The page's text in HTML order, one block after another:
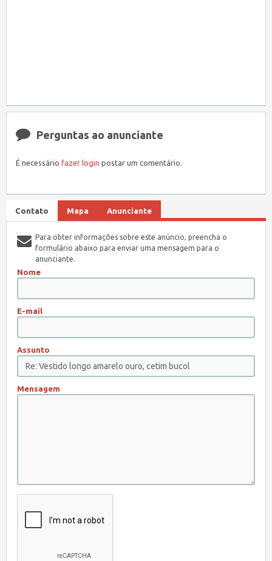
Perguntas ao anunciante
É necessário fazer login postar um comentário.
Contato Mapa Anunciante
Para obter informações sobre este anúncio, preencha o
formulário abaixo para enviar uma mensagem para o
anunciante.
Nome
E-mail
Assunto
Mensagem